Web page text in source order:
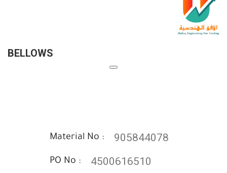
BELLOWS
Material No : 905844078
PO No : 4500616510